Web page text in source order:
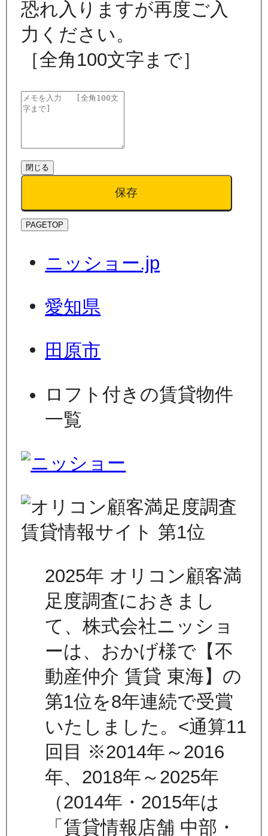
恐れ入りますが再度ご入
力ください。
［全角100文字まで］
閉じる
保存
PAGETOP
ニッショー.jp
愛知県
田原市
ロフト付きの賃貸物件
一覧
2025年 オリコン顧客満
足度調査におきまし
て、株式会社ニッショ
ーは、おかげ様で【不
動産仲介 賃貸 東海】の
第1位を8年連続で受賞
いたしました。<通算11
回目 ※2014年～2016
年、2018年～2025年
（2014年・2015年は
「賃貸情報店舗 中部・